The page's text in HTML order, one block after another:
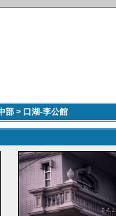
部 > 口湖-李公館